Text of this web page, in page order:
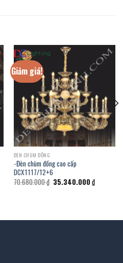
Giảm giá!
ĐÈN CHÙM ĐỒNG
-Đèn chùm đồng cao cấp
DCX1117/12+6
70.680.000₫ Giá
gốc
35.340.000 ₫Giá
hiện